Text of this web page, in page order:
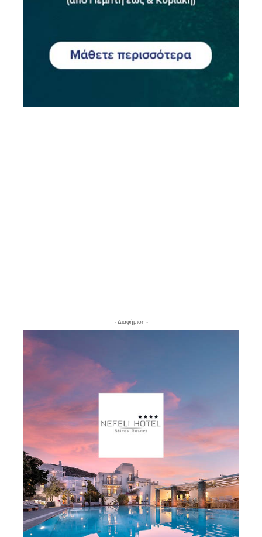
- Διαφήμιση -